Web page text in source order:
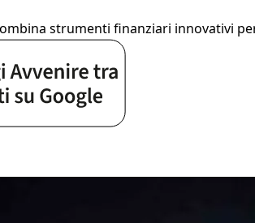
strumenti finanziari innovativi